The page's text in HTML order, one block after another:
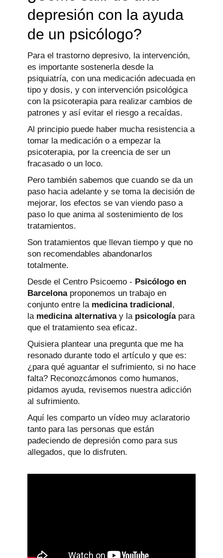
depresión con la ayuda
de un psicólogo?
Para el trastorno depresivo, la intervención,
es importante sostenerla desde la
psiquiatría, con una medicación adecuada en
tipo y dosis, y con intervención psicológica
con la psicoterapia para realizar cambios de
patrones y así evitar el riesgo a recaídas.
Al principio puede haber mucha resistencia a
tomar la medicación o a empezar la
psicoterapia, por la creencia de ser un
fracasado o un loco.
Pero también sabemos que cuando se da un
paso hacia adelante y se toma la decisión de
mejorar, los efectos se van viendo paso a
paso lo que anima al sostenimiento de los
tratamientos.
Son tratamientos que llevan tiempo y que no
son recomendables abandonarlos
totalmente.
Desde el Centro Psicoemo - Psicólogo en
Barcelonaproponemos un trabajo en
conjunto entre la medicina tradicional ,
la medicina alternativay la psicologíapara
que el tratamiento sea eficaz.
Quisiera plantear una pregunta que me ha
resonado durante todo el artículo y que es:
¿para qué aguantar el sufrimiento, si no hace
falta? Reconozcámonos como humanos,
pidamos ayuda, revisemos nuestra adicción
al sufrimiento.
Aquí les comparto un vídeo muy aclaratorio
tanto para las personas que están
padeciendo de depresión como para sus
allegados, que lo disfruten.